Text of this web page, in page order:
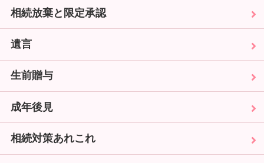
相続放棄と限定承認
遺言
生前贈与
成年後見
相続対策あれこれ